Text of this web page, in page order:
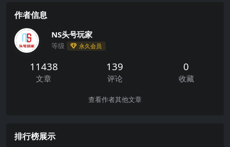
作者信息
NS头号玩家
等级 永久会员
11438
文章
139
评论
0
收藏
查看作者其他文章
排行榜展示